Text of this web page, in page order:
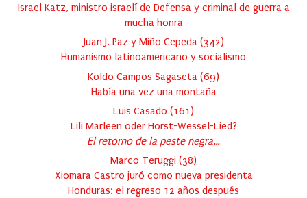
Israel Katz, ministro israelí de Defensa y criminal de guerra a
mucha honra
Juan J. Paz y Miño Cepeda (342)
Humanismo latinoamericano y socialismo
Koldo Campos Sagaseta (69)
Había una vez una montaña
Luis Casado (161 )
Lili Marleen oder Horst-Wessel-Lied?
El retorno de la peste negra…
Marco Teruggi (38)
Xiomara Castro juró como nueva presidenta
Honduras: el regreso 12 años después